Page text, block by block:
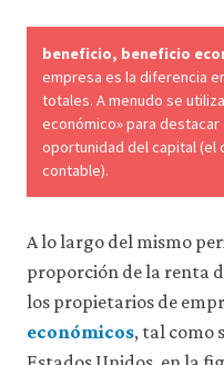
ni
uso
terceros
los
empleamos
con
otro
Para
obtener
información
beneficio, beneficio
empresa es la diferencia
totales. A menudo se
económico» para
oportunidad del capital (el
contable).
A lo largo del mismo
proporción de la renta
los propietarios de
económicos, tal como